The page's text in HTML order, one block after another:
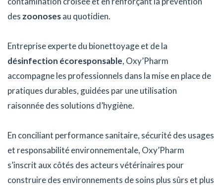
des zoonosesau quotidien.
Entreprise experte du bionettoyage et de la
désinfection écoresponsable, Oxy’Pharm
accompagne les professionnels dans la mise en place de
pratiques durables, guidées par une utilisation
raisonnée des solutions d’hygiène.
En conciliant performance sanitaire, sécurité des usages
et responsabilité environnementale, Oxy’Pharm
s’inscrit aux côtés des acteurs vétérinaires pour
construire des environnements de soins plus sûrs et plus